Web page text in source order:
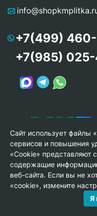
+7(499)
+7(985)
© Copyright 2013-2026
Сайт использует файлы
сервисов и повышения
«Cookie» представляют
содержащие
веб-сайта. Если вы не
«cookie», измените
Я